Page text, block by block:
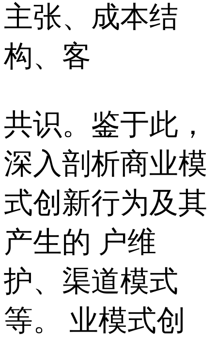
主张、成本结
构、客
共识。鉴于此，
深入剖析商业模
式创新行为及其
产生的 户维
护、渠道模式
等。 业模式创